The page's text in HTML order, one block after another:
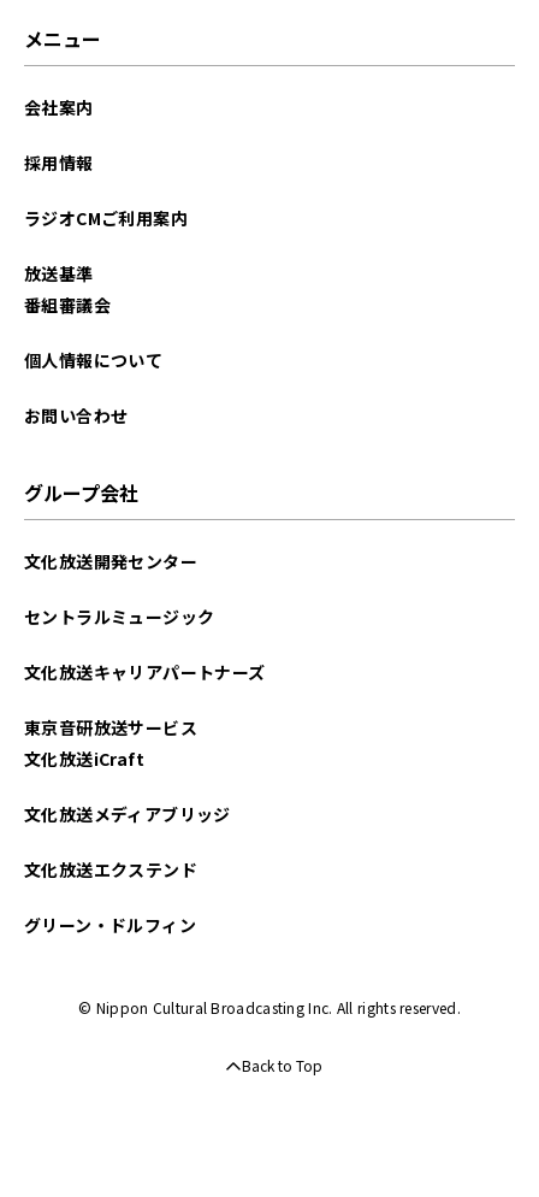
メニュー
会社案内
採用情報
ラジオCMご利用案内
放送基準
番組審議会
個人情報について
お問い合わせ
グループ会社
文化放送開発センター
セントラルミュージック
文化放送キャリアパートナーズ
東京音研放送サービス
文化放送iCraft
文化放送メディアブリッジ
文化放送エクステンド
グリーン・ドルフィン
© Nippon Cultural Broadcasting Inc. All rights reserved.
Back to Top